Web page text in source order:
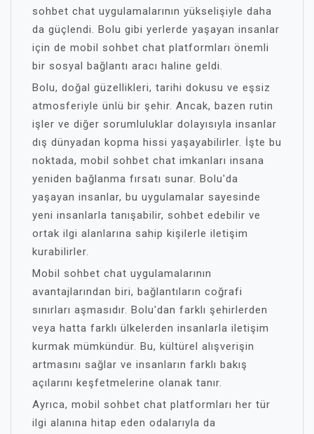
sohbet chat uygulamalarının yükselişiyle daha
da güçlendi. Bolu gibi yerlerde yaşayan insanlar
için de mobil sohbet chat platformları önemli
bir sosyal bağlantı aracı haline geldi.
Bolu, doğal güzellikleri, tarihi dokusu ve eşsiz
atmosferiyle ünlü bir şehir. Ancak, bazen rutin
işler ve diğer sorumluluklar dolayısıyla insanlar
dış dünyadan kopma hissi yaşayabilirler. İşte bu
noktada, mobil sohbet chat imkanları insana
yeniden bağlanma fırsatı sunar. Bolu'da
yaşayan insanlar, bu uygulamalar sayesinde
yeni insanlarla tanışabilir, sohbet edebilir ve
ortak ilgi alanlarına sahip kişilerle iletişim
kurabilirler.
Mobil sohbet chat uygulamalarının
avantajlarından biri, bağlantıların coğrafi
sınırları aşmasıdır. Bolu'dan farklı şehirlerden
veya hatta farklı ülkelerden insanlarla iletişim
kurmak mümkündür. Bu, kültürel alışverişin
artmasını sağlar ve insanların farklı bakış
açılarını keşfetmelerine olanak tanır.
Ayrıca, mobil sohbet chat platformları her tür
ilgi alanına hitap eden odalarıyla da